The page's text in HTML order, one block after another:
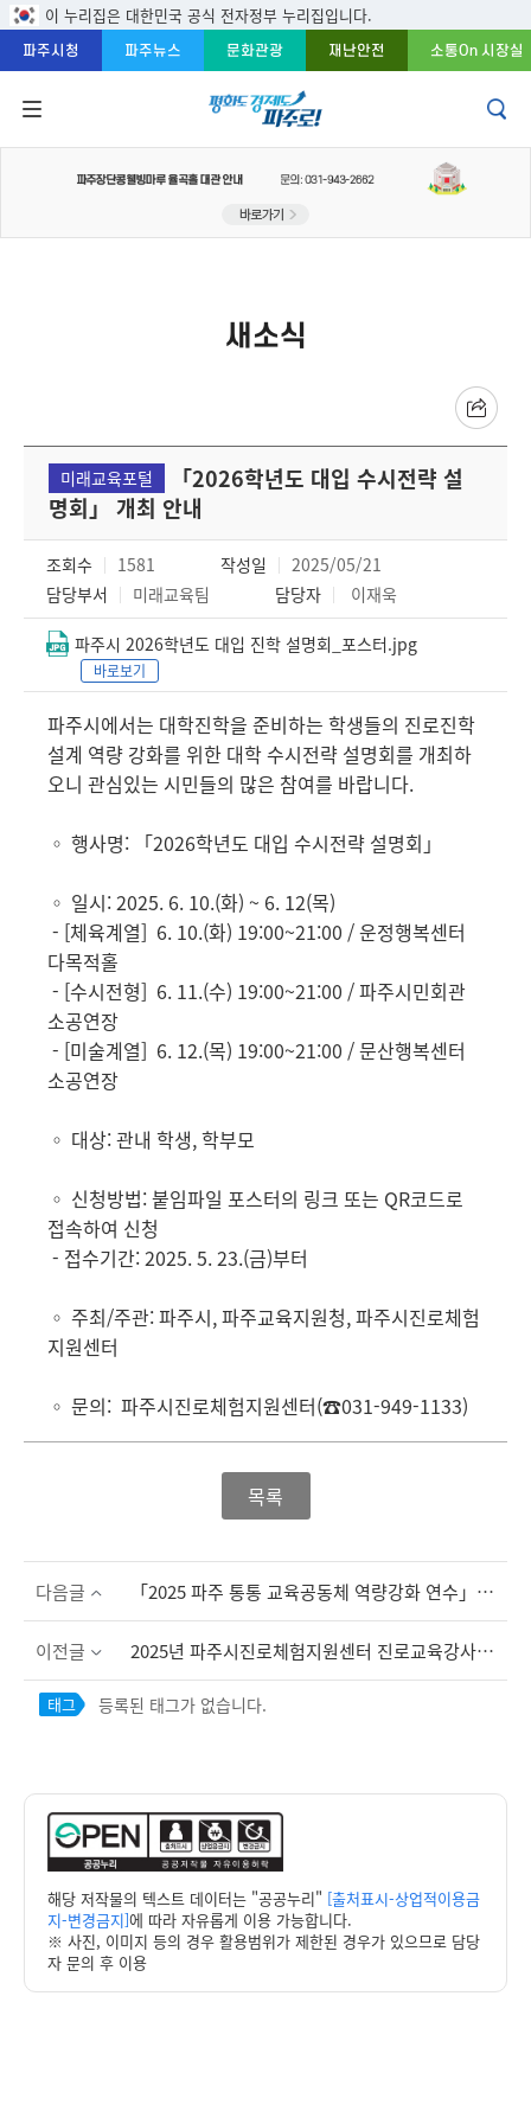
본문 바로가기
주메뉴 바로가기
푸터 바로가기
이 누리집은 대한민국 공식 전자정부 누리집입니다.
파주시청 파주뉴스 문화관광 재난안전 소통On 시장실
새소식
미래교육포털
「2026학년도 대입 수시전략 설
명회」 개최 안내
조회수 1581 작성일
2025/05/21
담당부서
미래교육팀 담당자 이재욱
파주시 2026학년도 대입 진학 설명회_포스터.jpg
바로보기
파주시에서는 대학진학을 준비하는 학생들의 진로진학
설계 역량 강화를 위한 대학 수시전략 설명회를 개최하
오니 관심있는 시민들의 많은 참여를 바랍니다.
◦ 행사명: 「2026학년도 대입 수시전략 설명회」
◦ 일시: 2025. 6. 10.(화) ~ 6. 12(목)
- [체육계열] 6. 10.(화) 19:00~21:00 /운정행복센터
다목적홀
- [수시전형] 6. 11.(수) 19:00~21:00 / 파주시민회관
소공연장
- [미술계열] 6. 12.(목) 19:00~21:00 / 문산행복센터
소공연장
◦ 대상: 관내 학생, 학부모
◦ 신청방법: 붙임파일 포스터의 링크 또는 QR코드로
접속하여 신청
- 접수기간: 2025. 5. 23.(금)부터
◦ 주최/주관: 파주시, 파주교육지원청, 파주시진로체험
지원센터
◦ 문의: 파주시진로체험지원센터(☎031-949-1133)
목록
다음글 「2025 파주 통통 교육공동체 역량강화 연수」 개최
이전글 2025년 파주시진로체험지원센터 진로교육강사(인성) 교육생 모집
태그 등록된 태그가 없습니다.
해당 저작물의 텍스트 데이터는 "공공누리" [출처표시-상업적이용금
지-변경금지]에 따라 자유롭게 이용 가능합니다.
※ 사진, 이미지 등의 경우 활용범위가 제한된 경우가 있으므로 담당
자 문의 후 이용